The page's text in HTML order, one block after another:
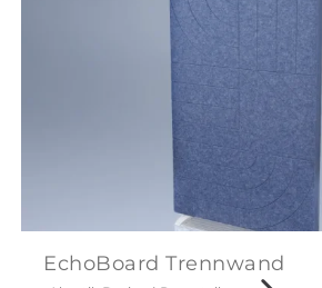
EchoBoard Trennwand